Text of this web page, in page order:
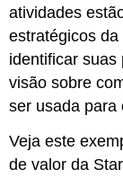
atividades
estratégicos
identificar suas
visão sobre
ser usada para
Veja este
de valor da